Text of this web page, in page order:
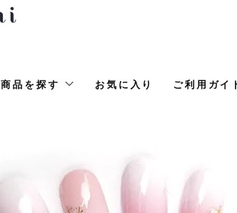
商品を探す お気に入り ご利用ガイ